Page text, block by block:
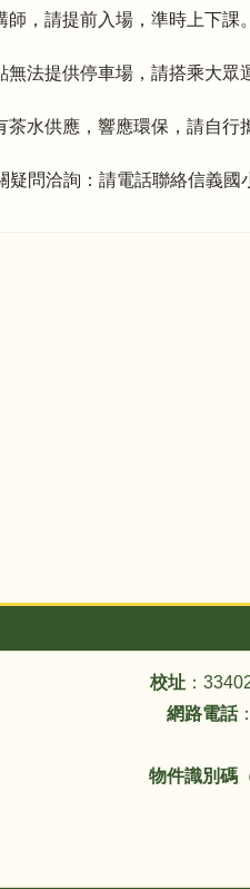
師，請提前入場，準時上下課。
無法提供停車場，請搭乘大眾
茶水供應，響應環保，請自行
問洽詢：請電話聯絡信義國
校址 ：
網路電話
物件識別碼